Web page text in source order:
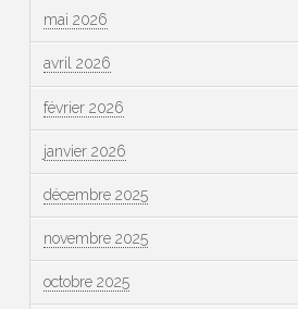
mai 2026
avril 2026
février 2026
janvier 2026
décembre 2025
novembre 2025
octobre 2025